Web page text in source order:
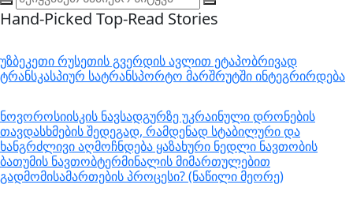
Hand-Picked Top-Read Stories
უზბეკეთი რუსეთის გვერდის ავლით ეტაპობრივად
ტრანსკასპიურ სატრანსპორტო მარშრუტში ინტეგრირდება
ნოვოროსიისკის ნავსადგურზე უკრაინული დრონების
თავდასხმების შედეგად, რამდენად სტაბილური და
ხანგრძლივი აღმოჩნდება ყაზახური ნედლი ნავთობის
ბათუმის ნავთობტერმინალის მიმართულებით
გადმომისამართების პროცესი? (ნაწილი მეორე)